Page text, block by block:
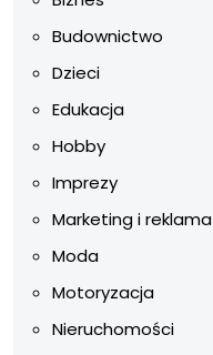
Budownictwo
Dzieci
Edukacja
Hobby
Imprezy
Marketing i reklama
Moda
Motoryzacja
Nieruchomości